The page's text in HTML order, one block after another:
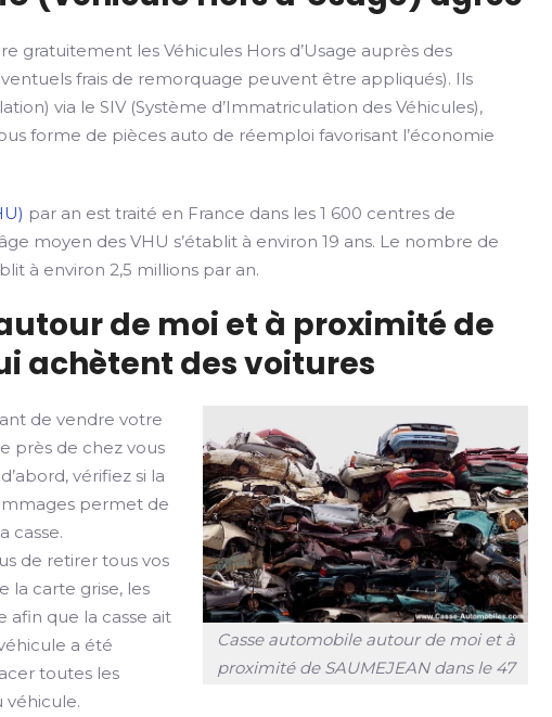
gratuitement les Véhicules Hors d’Usage auprès des
frais de remorquage peuvent être appliqués). Ils
via le SIV (Système d’Immatriculation des Véhicules),
forme de pièces auto de réemploi favorisant l’économie
par an est traité en France dans les 1 600 centres de
moyen des VHU s’établit à environ 19 ans. Le nombre de
à environ 2,5 millions par an.
de moi et à proximité de
achètent des voitures
Casse automobile autour de moi et à
proximité de SAUMEJEAN dans le 47
de vendre votre
près de chez vous
vérifiez si la
permet de
casse.
de retirer tous vos
la carte grise, les
afin que la casse ait
a été
toutes les
véhicule.